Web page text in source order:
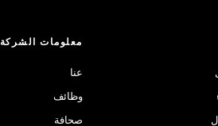
معلومات الشركة
عنا
وظائف
صحافة